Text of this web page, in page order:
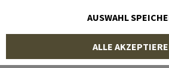
NITECORE
NL2155HPi 21700 Battery
3.6V 5500mAh
AUSWAHL
ALLE